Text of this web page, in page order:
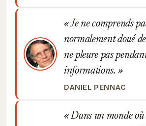
Je ne comprends
normalement doué
ne pleure pas
informations.
DANIEL PENNAC
Dans un monde